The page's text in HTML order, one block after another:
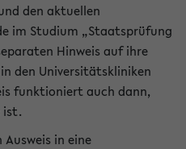
den aktuellen
im Studium „Staatsprüfung
Hinweis auf ihre
den Universitätskliniken
funktioniert auch dann,
ist.
in eine